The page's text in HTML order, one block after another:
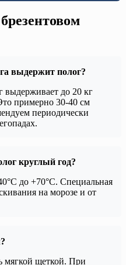
выдержит полог?
выдерживает до 20 кг
примерно 30-40 см
периодически
круглый год?
до +70°C. Специальная
на морозе и от
мягкой щеткой. При